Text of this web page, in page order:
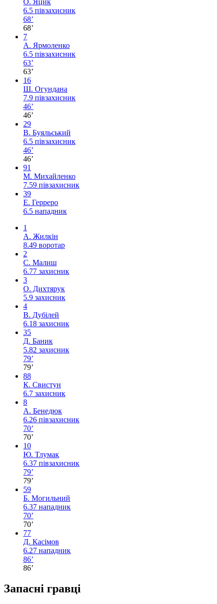
О. Яцик
6.5 півзахисник
68’
68’
7
А. Ярмоленко
6.5 півзахисник
63’
63’
16
Ш. Огундана
7.9 півзахисник
46’
46’
29
В. Буяльський
6.5 півзахисник
46’
46’
91
М. Михайленко
7.59 півзахисник
39
Е. Герреро
6.5 нападник
1
А. Жилкін
8.49 воротар
2
С. Малиш
6.77 захисник
3
О. Дихтярук
5.9 захисник
4
В. Дубілей
6.18 захисник
35
Д. Баник
5.82 захисник
79’
79’
88
К. Свистун
6.7 захисник
8
А. Бенедюк
6.26 півзахисник
70’
70’
10
Ю. Тлумак
6.37 півзахисник
79’
79’
59
Б. Могильний
6.37 нападник
70’
70’
77
Д. Касімов
6.27 нападник
86’
86’
Запасні гравці